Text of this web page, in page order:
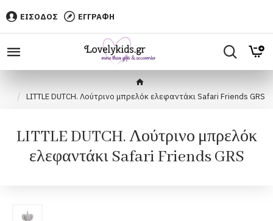
ΕΙΣΟΔΟΣ ΕΓΓΡΑΦΗ
LITTLE DUTCH. Λούτρινο μπρελόκ ελεφαντάκι Safari Friends GRS
LITTLE DUTCH. Λούτρινο μπρελόκ
ελεφαντάκι Safari Friends GRS